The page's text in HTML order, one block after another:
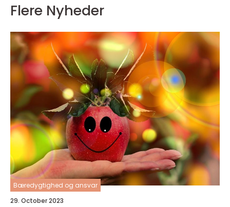
Flere Nyheder
Bæredygtighed og ansvar
29. October 2023